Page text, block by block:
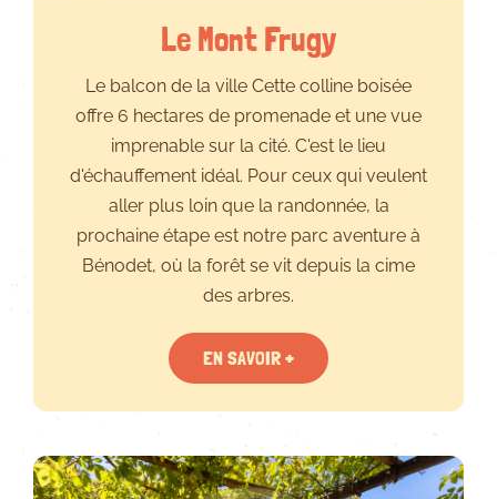
Le Mont Frugy
Le balcon de la ville Cette colline boisée
offre 6 hectares de promenade et une vue
imprenable sur la cité. C'est le lieu
d'échauffement idéal. Pour ceux qui veulent
aller plus loin que la randonnée, la
prochaine étape est notre parc aventure à
Bénodet, où la forêt se vit depuis la cime
des arbres.
EN SAVOIR +